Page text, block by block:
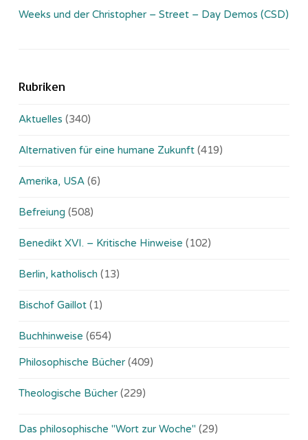
Weeks und der Christopher – Street – Day Demos (CSD)
Rubriken
Aktuelles (340)
Alternativen für eine humane Zukunft (419)
Amerika, USA (6)
Befreiung (508)
Benedikt XVI. – Kritische Hinweise (102)
Berlin, katholisch (13)
Bischof Gaillot (1)
Buchhinweise (654)
Philosophische Bücher (409)
Theologische Bücher (229)
Das philosophische "Wort zur Woche" (29)